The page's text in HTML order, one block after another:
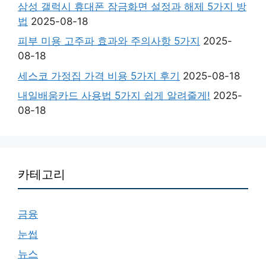
삼성 갤럭시 휴대폰 잠금화면 설정과 해제 5가지 방
법 2025-08-18
피부 미용 고주파 효과와 주의사항 5가지 2025-
08-18
세스코 가정집 가격 비용 5가지 후기 2025-08-18
내일배움카드 사용법 5가지 쉽게 알려줄게! 2025-
08-18
카테고리
금융
눈썹
뉴스